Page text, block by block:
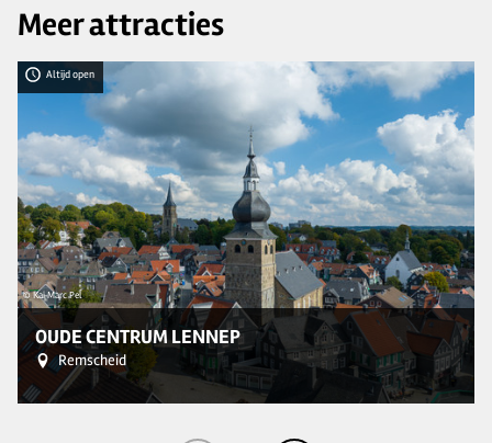
Meer attracties
Altijd open
© Kai Marc Pel
OUDE CENTRUM LENNEP
Remscheid